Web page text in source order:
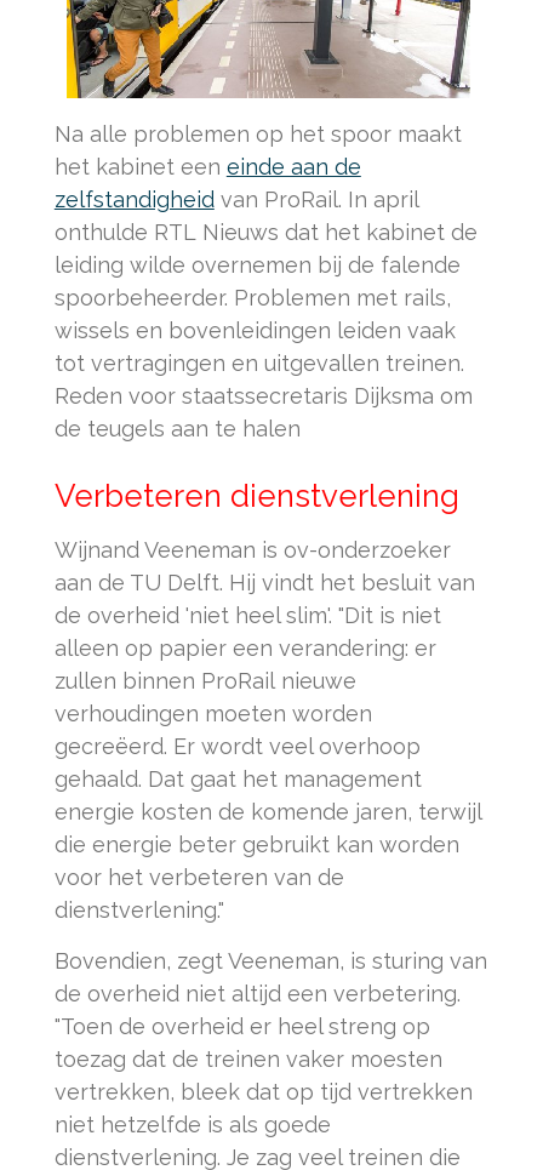
Na alle problemen op het spoor maakt
het kabinet een einde aan de
zelfstandigheidvan ProRail. In april
onthulde RTL Nieuws dat het kabinet de
leiding wilde overnemen bij de falende
spoorbeheerder. Problemen met rails,
wissels en bovenleidingen leiden vaak
tot vertragingen en uitgevallen treinen.
Reden voor staatssecretaris Dijksma om
de teugels aan te halen
Verbeteren dienstverlening
Wijnand Veeneman is ov-onderzoeker
aan de TU Delft. Hij vindt het besluit van
de overheid 'niet heel slim'. "Dit is niet
alleen op papier een verandering: er
zullen binnen ProRail nieuwe
verhoudingen moeten worden
gecreëerd. Er wordt veel overhoop
gehaald. Dat gaat het management
energie kosten de komende jaren, terwijl
die energie beter gebruikt kan worden
voor het verbeteren van de
dienstverlening."
Bovendien, zegt Veeneman, is sturing van
de overheid niet altijd een verbetering.
"Toen de overheid er heel streng op
toezag dat de treinen vaker moesten
vertrekken, bleek dat op tijd vertrekken
niet hetzelfde is als goede
dienstverlening. Je zag veel treinen die